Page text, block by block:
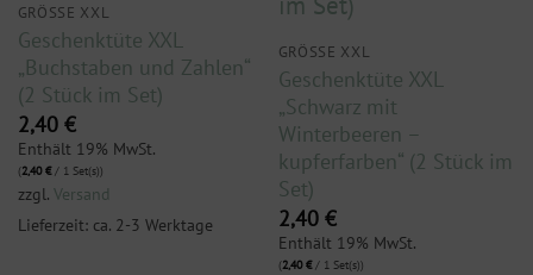
GRÖSSE XXL
Geschenktüte XXL
„Buchstaben und Zahlen“
(2 Stück im Set)
2,40 €
Enthält 19% MwSt.
(2,40€/ 1 Set(s))
zzgl. Versand
Lieferzeit: ca. 2-3 Werktage
GRÖSSE XXL
Geschenktüte XXL
„Schwarz mit
Winterbeeren –
kupferfarben“ (2 Stück im
Set)
2,40 €
Enthält 19% MwSt.
(2,40€/ 1 Set(s))